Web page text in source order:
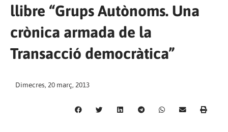
llibre “Grups Autònoms. Una
crònica armada de la
Transacció democràtica”
Dimecres, 20 març, 2013